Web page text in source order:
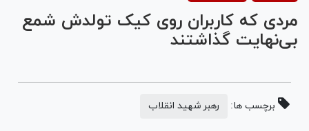
Video
مردی که کاربران روی کیک تولدش شمع
بی‌نهایت گذاشتند
برچسب ها: رهبر شهید انقلاب